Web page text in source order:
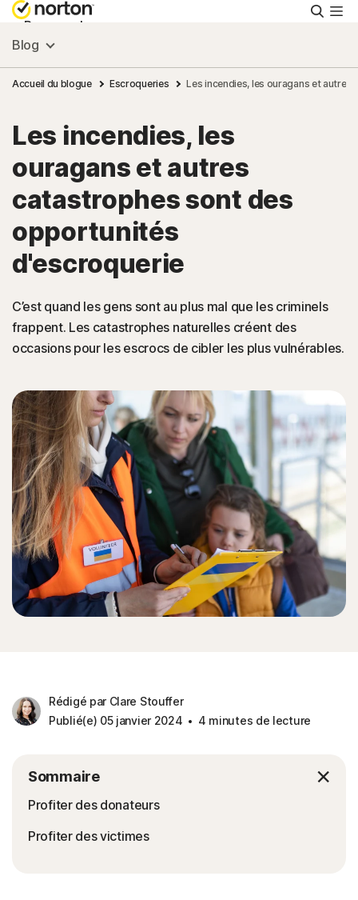
Personnel
Small Business
Ressources
Support
Essayer gratuitement
Connexion
Blog
Accueil du blogue Escroqueries Les incendies, les ouragans et
Les incendies, les
ouragans et autres
catastrophes sont des
opportunités
d'escroquerie
C’est quand les gens sont au plus mal que les criminels
frappent. Les catastrophes naturelles créent des
occasions pour les escrocs de cibler les plus vulnérables.
Rédigé par Clare Stouffer
Publié(e) 05 janvier 2024
4 minutes de lecture
Sommaire
Profiter des donateurs
Profiter des victimes